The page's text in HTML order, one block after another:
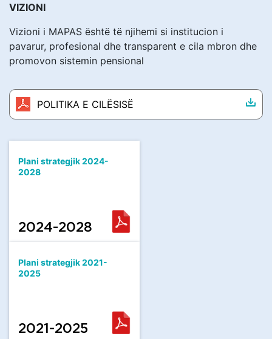
VIZIONI
Vizioni i MAPAS është të njihemi si institucion i
pavarur, profesional dhe transparent e cila mbron dhe
promovon sistemin pensional
POLITIKA E CILËSISË
Plani strategjik 2024-
2028
2024-2028
Plani strategjik 2021-
2025
2021-2025